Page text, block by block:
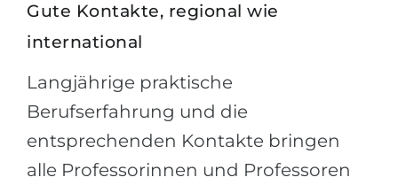
Gute Kontakte, regional wie
international
Langjährige praktische
Berufserfahrung und die
entsprechenden Kontakte bringen
alle Professorinnen und Professoren